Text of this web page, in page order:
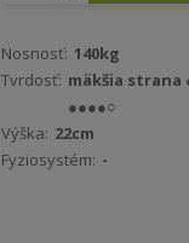
Nosnosť: 140kg
Tvrdosť: mäkšia strana
●●●●○
Výška: 22cm
Fyziosystém: -